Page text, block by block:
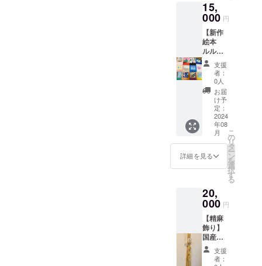
ど）
はない
ので、
口に入
れない
ようご
注意く
ださ
い。
す。
15,
000 円
【新作
絵本
ルルと
プカの
不思議
な物語
シリー
ズ①〜
⑨と、
限定で
お名前
を文章
（台
詞）に
いれま
す。】
ルルと
プカ
が、お
祝いし
てくれ
る絵本
⑧巻
「おめ
支援
者：
0人
お届
け予
定：
2024
年08
月
詳細を見る
こ
の
リ
タ
ー
ン
を
選
択
す
る
20,
000 円
【精麻
飾り】
国産の
野洲麻
（神支援
者：